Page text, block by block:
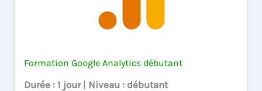
Formation Google Analytics débutant
Durée : 1 jour | Niveau : débutant